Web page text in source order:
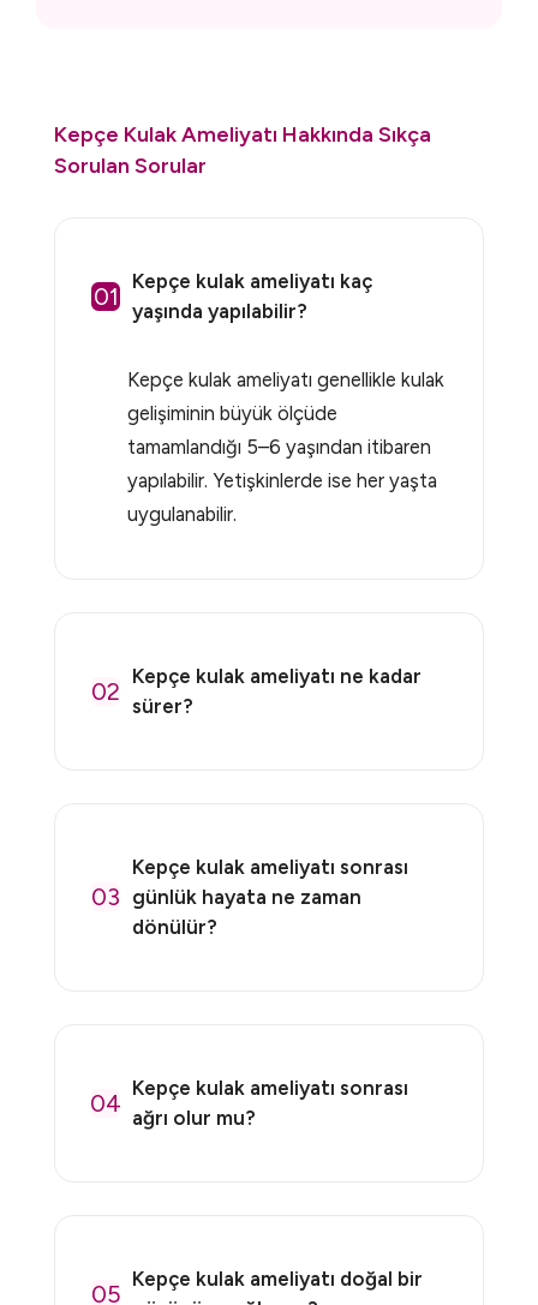
Kepçe Kulak Ameliyatı Hakkında Sıkça
Sorulan Sorular
01
Kepçe kulak ameliyatı kaç
yaşında yapılabilir?
Kepçe kulak ameliyatı genellikle kulak
gelişiminin büyük ölçüde
tamamlandığı 5–6 yaşından itibaren
yapılabilir. Yetişkinlerde ise her yaşta
uygulanabilir.
02
Kepçe kulak ameliyatı ne kadar
sürer?
03
Kepçe kulak ameliyatı sonrası
günlük hayata ne zaman
dönülür?
04
Kepçe kulak ameliyatı sonrası
ağrı olur mu?
05
Kepçe kulak ameliyatı doğal bir